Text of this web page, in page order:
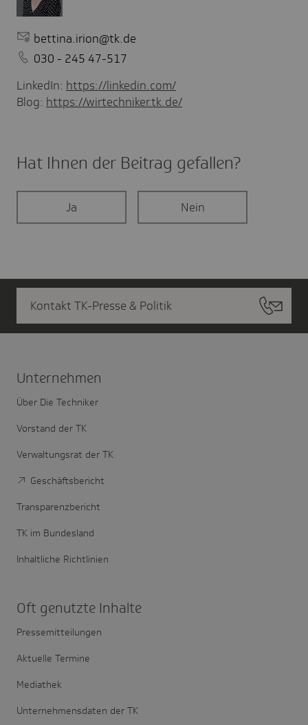
bettina.irion@tk.de
030 - 245 47-517
LinkedIn: https://linkedin.com/
Blog: https://wirtechniker.tk.de/
Hat Ihnen der Beitrag gefal­len?
Ja Nein
Kontakt TK-Presse & Politik
Unter­nehmen
Über Die Techniker
Vorstand der TK
Verwaltungsrat der TK
Geschäftsbericht
Transparenzbericht
TK im Bundesland
Inhaltliche Richtlinien
Oft genutzte Inhalte
Pressemitteilungen
Aktuelle Termine
Mediathek
Unternehmensdaten der TK